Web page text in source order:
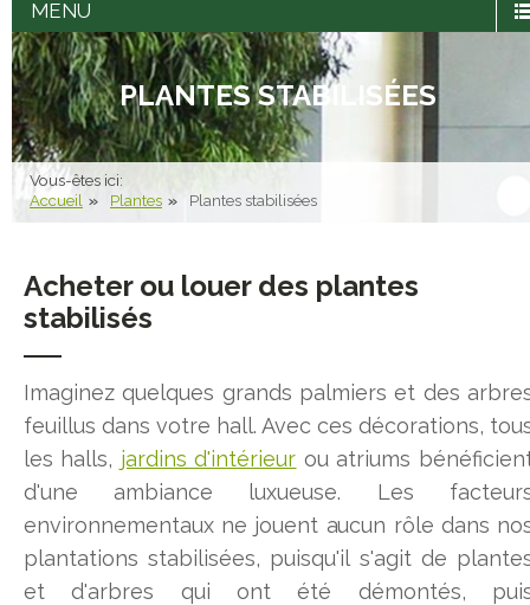
MENU
PLANTES STABILISÉES
Vous-êtes ici:
Accueil Plantes Plantes stabilisées
Acheter ou louer des plantes
stabilisés
Imaginez quelques grands palmiers et des
feuillus dans votre hall. Avec ces décorations,
les halls, jardins d'intérieur ou atriums
d'une ambiance luxueuse. Les
environnementaux ne jouent aucun rôle dans
plantations stabilisées, puisqu'il s'agit de
et d'arbres qui ont été démontés,